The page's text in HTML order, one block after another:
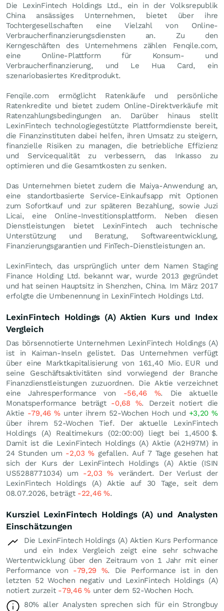
Die LexinFintech Holdings Ltd., ein in der Volksrepublik
China ansässiges Unternehmen, bietet über ihre
Tochtergesellschaften eine Vielzahl von Online-
Verbraucherfinanzierungsdiensten an. Zu den
Kerngeschäften des Unternehmens zählen Fenqile.com,
eine Online-Plattform für Konsum- und
Verbraucherfinanzierung, und Le Hua Card, ein
szenariobasiertes Kreditprodukt.
Fenqile.com ermöglicht Ratenkäufe und persönliche
Ratenkredite und bietet zudem Online-Direktverkäufe mit
Ratenzahlungsbedingungen an. Darüber hinaus stellt
LexinFintech technologiegestützte Plattformdienste bereit,
die Finanzinstituten dabei helfen, ihren Umsatz zu steigern,
finanzielle Risiken zu managen, die betriebliche Effizienz
und Servicequalität zu verbessern, das Inkasso zu
optimieren und die Gesamtkosten zu senken.
Das Unternehmen bietet zudem die Maiya-Anwendung an,
eine standortbasierte Service-Einkaufsapp mit Optionen
zum Sofortkauf und zur späteren Bezahlung, sowie Juzi
Licai, eine Online-Investitionsplattform. Neben diesen
Dienstleistungen bietet LexinFintech auch technische
Unterstützung und Beratung, Softwareentwicklung,
Finanzierungsgarantien und FinTech-Dienstleistungen an.
LexinFintech, das ursprünglich unter dem Namen Staging
Finance Holding Ltd. bekannt war, wurde 2013 gegründet
und hat seinen Hauptsitz in Shenzhen, China. Im März 2017
erfolgte die Umbenennung in LexinFintech Holdings Ltd.
LexinFintech Holdings (A) Aktien Kurs und Index
Vergleich
Das börsennotierte Unternehmen LexinFintech Holdings (A)
ist in Kaiman-Inseln gelistet. Das Unternehmen verfügt
über eine Marktkapitalisierung von 161,40 Mio. EUR und
seine Geschäftsaktivitäten sind vorwiegend der Branche
Finanzdienstleistungen zuzuordnen. Die Aktie verzeichnet
eine Jahresperformance von -56,46 %. Die aktuelle
Monatsperformance beträgt -0,68 %. Derzeit notiert die
Aktie -79,46%unter ihrem 52-Wochen Hoch und +3,20%
über ihrem 52-Wochen Tief. Der aktuelle LexinFintech
Holdings (A) Realtimekurs (02:00:00) liegt bei 1,4500 $.
Damit ist die LexinFintech Holdings (A) Aktie (A2H97M) in
24 Stunden um -2,03% gefallen. Auf 7 Tage gesehen hat
sich der Kurs der LexinFintech Holdings (A) Aktie (ISIN
US5288771034) um -2,03%verändert. Der Verlust der
LexinFintech Holdings (A) Aktie auf 30 Tage, seit dem
08.07.2026, beträgt -22,46 %.
Kursziel LexinFintech Holdings (A) und Analysten
Einschätzungen
Die LexinFintech Holdings (A) Aktien Kurs Performance
und ein Index Vergleich zeigt eine sehr schwache
Wertentwicklung über den Zeitraum von 1 Jahr mit einer
Performance von -79,29 %. Die Performance ist in den
letzten 52 Wochen negativ und LexinFintech Holdings (A)
notiert zurzeit -79,46%unter dem 52-Wochen Hoch.
80% aller Analysten sprechen sich für ein Strongbuy